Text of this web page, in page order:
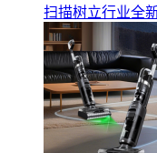
扫描树立行业全